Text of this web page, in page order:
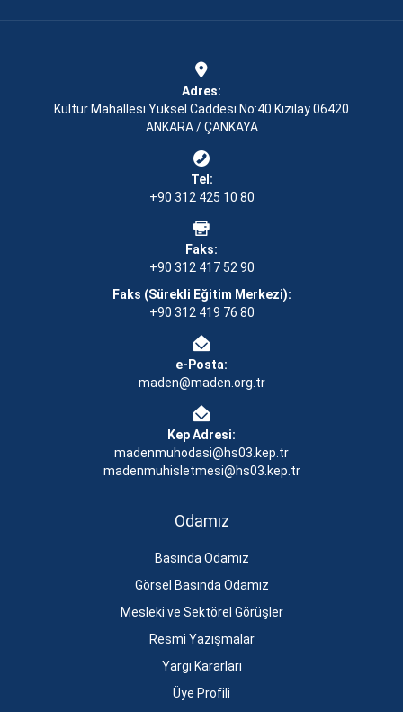
Adres:
Kültür Mahallesi Yüksel Caddesi No:40 Kızılay 06420
ANKARA / ÇANKAYA
Tel:
+90 312 425 10 80
Faks:
+90 312 417 52 90
Faks (Sürekli Eğitim Merkezi):
+90 312 419 76 80
e-Posta:
maden@maden.org.tr
Kep Adresi:
madenmuhodasi@hs03.kep.tr
madenmuhisletmesi@hs03.kep.tr
Odamız
Basında Odamız
Görsel Basında Odamız
Mesleki ve Sektörel Görüşler
Resmi Yazışmalar
Yargı Kararları
Üye Profili